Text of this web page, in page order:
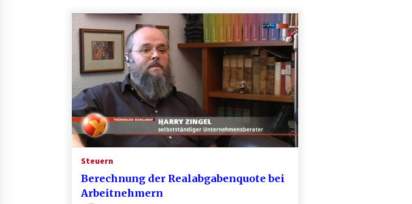
Aluminium schweissen – worauf es
bei Geräten und Verfahren ankommt
1 Monat ago
B2B-Beschaffung 2026: Strategien
und Technologien, die den Einkauf
transformieren
3 Monaten ago
Finde dein perfektes Namensschild
3 Monaten ago
Steuern
Berechnung der Realabgabenquote bei
Arbeitnehmern